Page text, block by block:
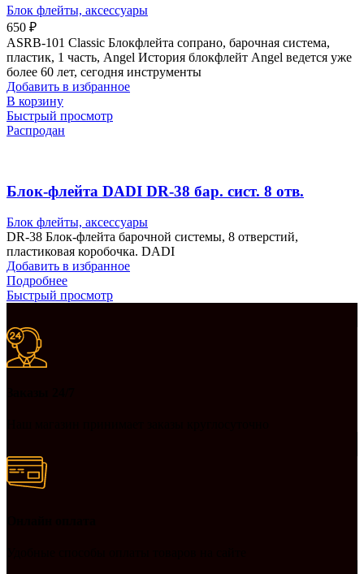
Блок флейты, аксессуары
650 ₽
ASRB-101 Classic Блокфлейта сопрано, барочная система,
пластик, 1 часть, Angel История блокфлейт Angel ведется уже
более 60 лет, сегодня инструменты
Добавить в избранное
В корзину
Быстрый просмотр
Распродан
Блок-флейта DADI DR-38 бар. сист. 8 отв.
Блок флейты, аксессуары
DR-38 Блок-флейта барочной системы, 8 отверстий,
пластиковая коробочка. DADI
Добавить в избранное
Подробнее
Быстрый просмотр